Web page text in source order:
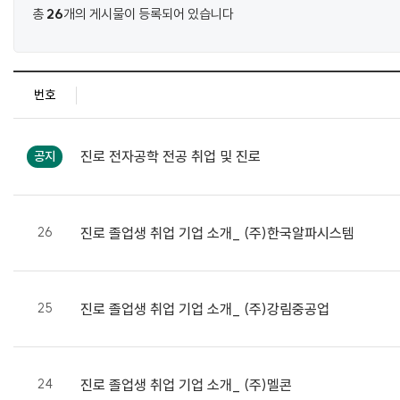
총 26개의 게시물이 등록되어 있습니다
항
번호
공지 진로 전자공학 전공 취업 및 진로
26 진로 졸업생 취업 기업 소개_ (주)한국알파시스템
25 진로 졸업생 취업 기업 소개_ (주)강림중공업
24 진로 졸업생 취업 기업 소개_ (주)멜콘